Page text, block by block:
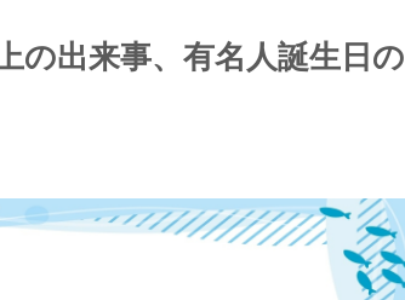
の出来事、有名人誕生日の